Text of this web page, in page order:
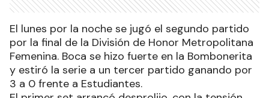
El lunes por la noche se jugó el segundo partido
por la final de la División de Honor Metropolitana
Femenina. Boca se hizo fuerte en la Bombonerita
y estiró la serie a un tercer partido ganando por
3 a 0 frente a Estudiantes.